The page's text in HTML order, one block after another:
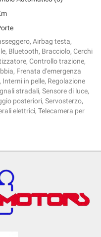
Airbag testa,
Bluetooth, Bracciolo, Cerchi
Controllo trazione,
Frenata d'emergenza
in pelle, Regolazione
stradali, Sensore di luce,
posteriori, Servosterzo,
elettrici, Telecamera per